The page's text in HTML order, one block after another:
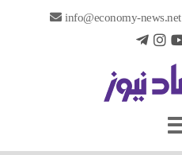
info@economy-news.net